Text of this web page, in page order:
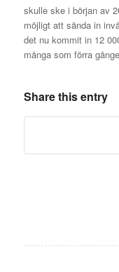
skulle ske i början av
möjligt att sända in
det nu kommit in 12
många som förra
Share this entry